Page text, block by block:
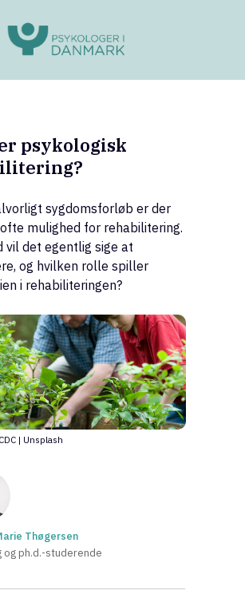
psykologisk
sygdomsforløb er der
mulighed for rehabilitering.
vil det egentlig sige at
og hvilken rolle spiller
i rehabiliteringen?
| Unsplash
Thøgersen
og ph.d.-studerende